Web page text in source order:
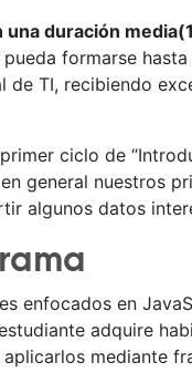
una duración
formarse
de TI, recibiendo
ciclo de
general nuestros
algunos datos
enfocados en
adquire
mediante